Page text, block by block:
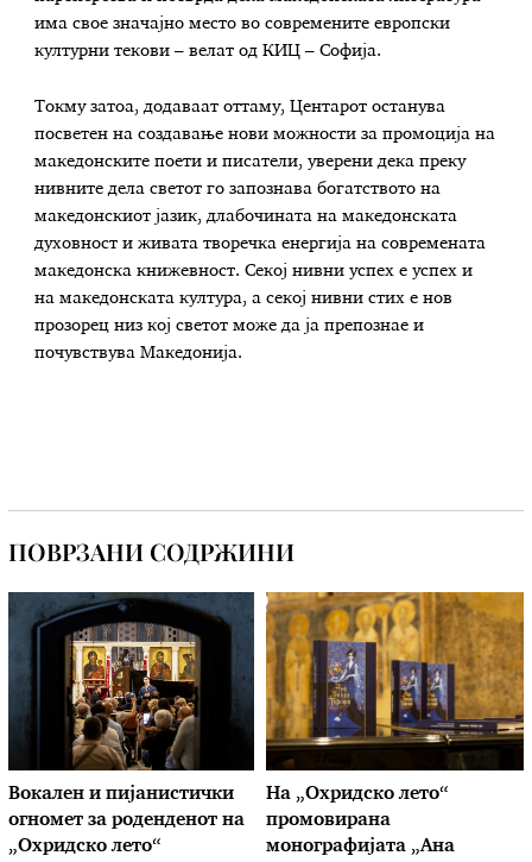
има свое значајно место во современите европски
културни текови – велат од КИЦ – Софија.
Токму затоа, додаваат оттаму, Центарот останува
посветен на создавање нови можности за промоција на
македонските поети и писатели, уверени дека преку
нивните дела светот го запознава богатството на
македонскиот јазик, длабочината на македонската
духовност и живата творечка енергија на современата
македонска книжевност. Секој нивни успех е успех и
на македонската култура, а секој нивни стих е нов
прозорец низ кој светот може да ја препознае и
почувствува Македонија.
ПОВРЗАНИ СОДРЖИНИ
Вокален и пијанистички
огномет за роденденот на
„Охридско лето“
На „Охридско лето“
промовирана
монографијата „Ана